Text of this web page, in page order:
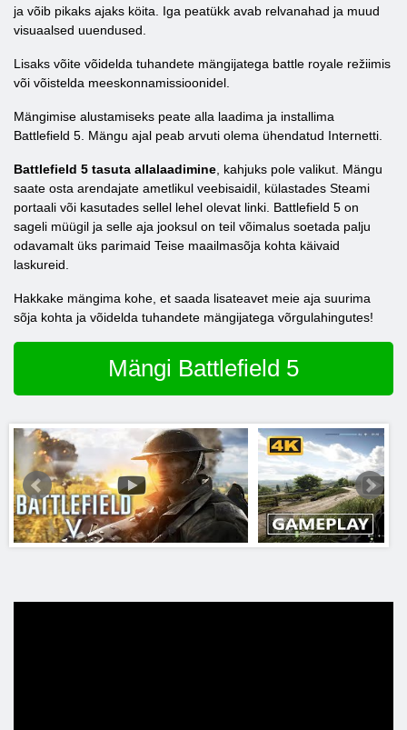
ja võib pikaks ajaks köita. Iga peatükk avab relvanahad ja muud
visuaalsed uuendused.
Lisaks võite võidelda tuhandete mängijatega battle royale režiimis
või võistelda meeskonnamissioonidel.
Mängimise alustamiseks peate alla laadima ja installima
Battlefield 5. Mängu ajal peab arvuti olema ühendatud Internetti.
Battlefield 5 tasuta allalaadimine , kahjuks pole valikut. Mängu
saate osta arendajate ametlikul veebisaidil, külastades Steami
portaali või kasutades sellel lehel olevat linki. Battlefield 5 on
sageli müügil ja selle aja jooksul on teil võimalus soetada palju
odavamalt üks parimaid Teise maailmasõja kohta käivaid
laskureid.
Hakkake mängima kohe, et saada lisateavet meie aja suurima
sõja kohta ja võidelda tuhandete mängijatega võrgulahingutes!
Mängi Battlefield 5